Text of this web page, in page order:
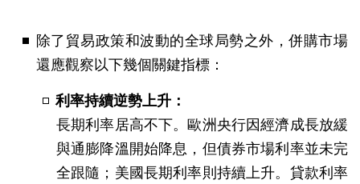
除了貿易政策和波動的全球局勢之外，併購市場
還應觀察以下幾個關鍵指標：
利率持續逆勢上升：
長期利率居高不下。歐洲央行因經濟成長放緩
與通膨降溫開始降息，但債券市場利率並未完
全跟隨；美國長期利率則持續上升。貸款利率